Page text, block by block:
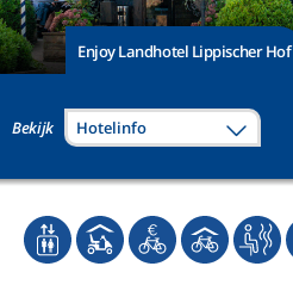
Enjoy Landhotel Lippischer Hof
Bekijk Hotelinfo